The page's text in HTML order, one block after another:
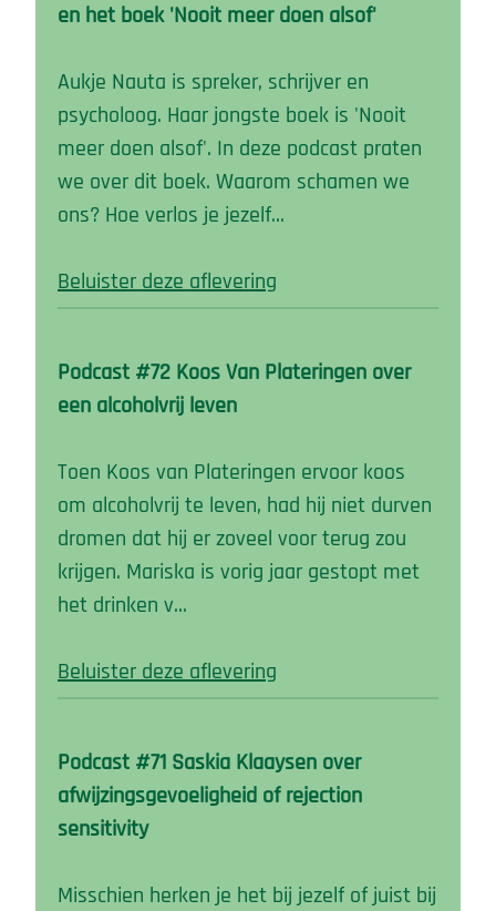
en het boek 'Nooit meer doen alsof'
Aukje Nauta is spreker, schrijver en
psycholoog. Haar jongste boek is 'Nooit
meer doen alsof'. In deze podcast praten
we over dit boek. Waarom schamen we
ons? Hoe verlos je jezelf…
Beluister deze aflevering
Podcast #72 Koos Van Plateringen over
een alcoholvrij leven
Toen Koos van Plateringen ervoor koos
om alcoholvrij te leven, had hij niet durven
dromen dat hij er zoveel voor terug zou
krijgen. Mariska is vorig jaar gestopt met
het drinken v…
Beluister deze aflevering
Podcast #71 Saskia Klaaysen over
afwijzingsgevoeligheid of rejection
sensitivity
Misschien herken je het bij jezelf of juist bij